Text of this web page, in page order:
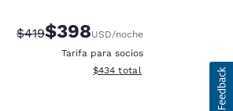
Tarifa tachada:
$419Tarifa reducida:
$398USD/noche
Tarifa para socios
Ver detalles totales
$434 total